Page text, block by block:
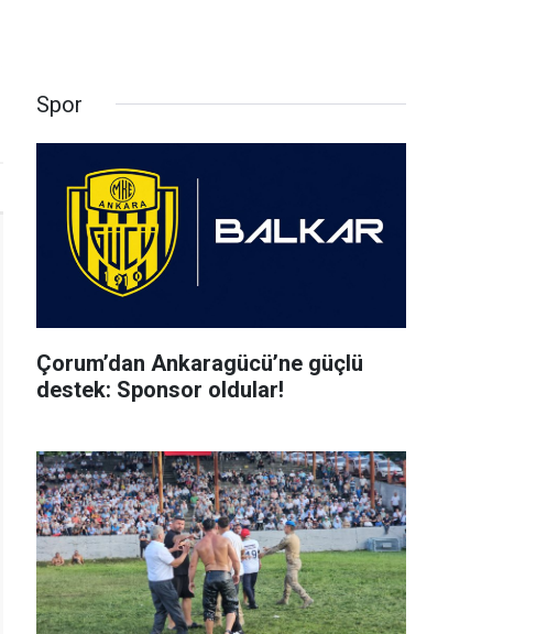
Spor
Çorum’dan Ankaragücü’ne güçlü
destek: Sponsor oldular!